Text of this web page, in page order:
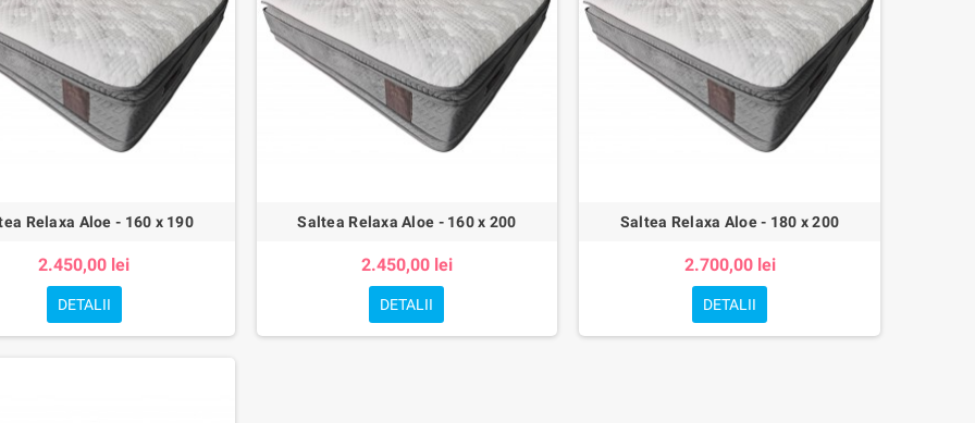
Relaxa Aloe - 160 x 190
2.450,00 lei
DETALII
Saltea Relaxa Aloe - 160 x 200
2.450,00 lei
DETALII
Saltea Relaxa Aloe - 180 x 200
2.700,00 lei
DETALII